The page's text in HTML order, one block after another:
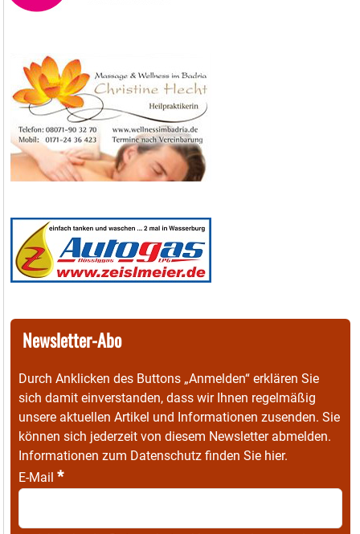
Newsletter-Abo
Durch Anklicken des Buttons „Anmelden“ erklären Sie
sich damit einverstanden, dass wir Ihnen regelmäßig
unsere aktuellen Artikel und Informationen zusenden. Sie
können sich jederzeit von diesem Newsletter abmelden.
Informationen zum Datenschutz finden Sie hier.
E-Mail *